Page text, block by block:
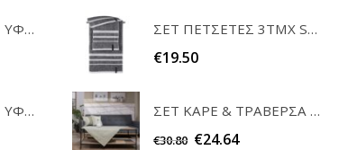
ΑΡΩΜΑΤΙΚΟ ΣΠΡΕΙ ΥΦΑΣΜΑΤΩΝ WHITE MUSK 200ml ELEGANT
ΑΡΩΜΑΤΙΚΟ ΣΠΡΕΙ ΥΦΑΣΜΑΤΩΝ POWDER 200ml ELEGANT
ΣΕΤ ΠΕΤΣΕΤΕΣ 3ΤΜΧ SOFRANO ANTHRACITE GUY LAROCHE
€19.50
ΣΕΤ ΚΑΡΕ & ΤΡΑΒΕΡΣΑ PEONY 08 TEORAN HOME & MORE
€30.80 €24.64